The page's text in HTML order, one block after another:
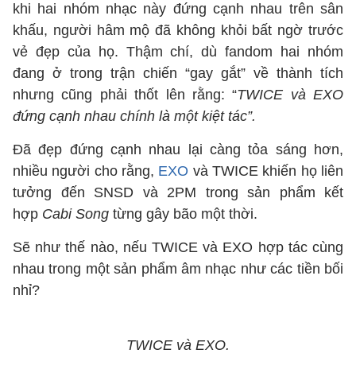
khi hai nhóm nhạc này đứng cạnh nhau trên sân
khấu, người hâm mộ đã không khỏi bất ngờ trước
vẻ đẹp của họ. Thậm chí, dù fandom hai nhóm
đang ở trong trận chiến “gay gắt” về thành tích
nhưng cũng phải thốt lên rằng: “TWICE và EXO
đứng cạnh nhau chính là một kiệt tác”.
Đã đẹp đứng cạnh nhau lại càng tỏa sáng hơn,
nhiều người cho rằng, EXO và TWICE khiến họ liên
tưởng đến SNSD và 2PM trong sản phẩm kết
hợp Cabi Song từng gây bão một thời.
Sẽ như thế nào, nếu TWICE và EXO hợp tác cùng
nhau trong một sản phẩm âm nhạc như các tiền bối
nhỉ?
TWICE và EXO.